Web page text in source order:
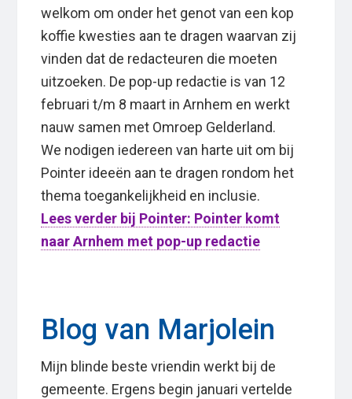
welkom om onder het genot van een kop
koffie kwesties aan te dragen waarvan zij
vinden dat de redacteuren die moeten
uitzoeken. De pop-up redactie is van 12
februari t/m 8 maart in Arnhem en werkt
nauw samen met Omroep Gelderland.
We nodigen iedereen van harte uit om bij
Pointer ideeën aan te dragen rondom het
thema toegankelijkheid en inclusie.
Lees verder bij Pointer: Pointer komt
naar Arnhem met pop-up redactie
Blog van Marjolein
Mijn blinde beste vriendin werkt bij de
gemeente. Ergens begin januari vertelde